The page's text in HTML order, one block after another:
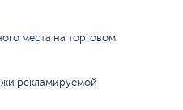
места на торговом
рекламируемой